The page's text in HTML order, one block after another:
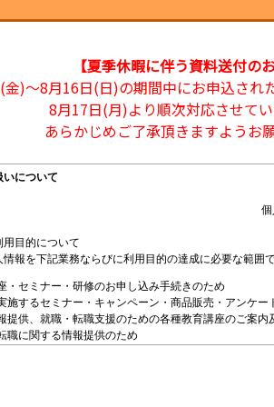
【夏季休暇に伴う資料送付の
)～8月16日(日)の期間中にお申込され
8月17日(月)より順次対応させてい
あらかじめご了承頂きますようお